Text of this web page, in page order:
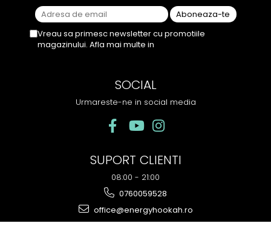
Vreau sa primesc newsletter cu promotiile
magazinului. Afla mai multe in
SOCIAL
Urmareste-ne in social media
SUPORT CLIENTI
08:00 - 21:00
0760059528
office@energyhookah.ro